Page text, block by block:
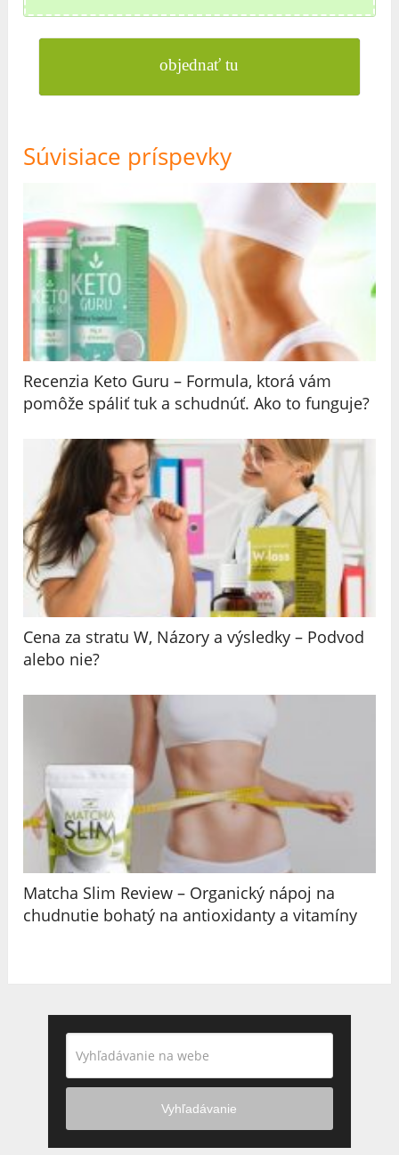
objednať tu
Súvisiace príspevky
Recenzia Keto Guru – Formula, ktorá vám
pomôže spáliť tuk a schudnúť. Ako to funguje?
Cena za stratu W, Názory a výsledky – Podvod
alebo nie?
Matcha Slim Review – Organický nápoj na
chudnutie bohatý na antioxidanty a vitamíny
Vyhľadávanie